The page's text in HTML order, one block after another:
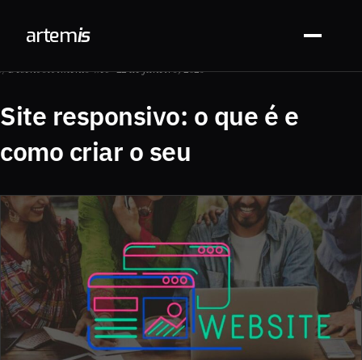
artemis
// Desenvolvimento Web · 22 de janeiro, 2026
Site responsivo: o que é e
como criar o seu